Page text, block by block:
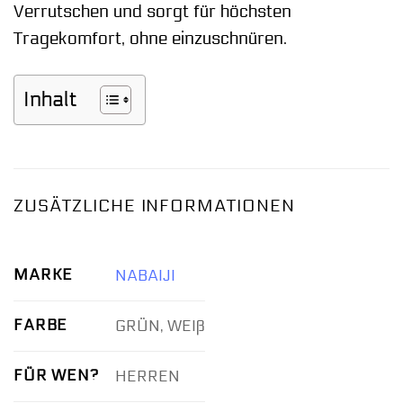
Verrutschen und sorgt für höchsten
Tragekomfort, ohne einzuschnüren.
Inhalt
ZUSÄTZLICHE INFORMATIONEN
MARKE NABAIJI
FARBE GRÜN, WEIß
FÜR WEN? HERREN